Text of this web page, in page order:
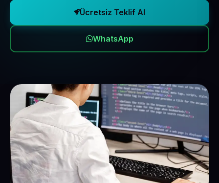
Ücretsiz Teklif Al
WhatsApp